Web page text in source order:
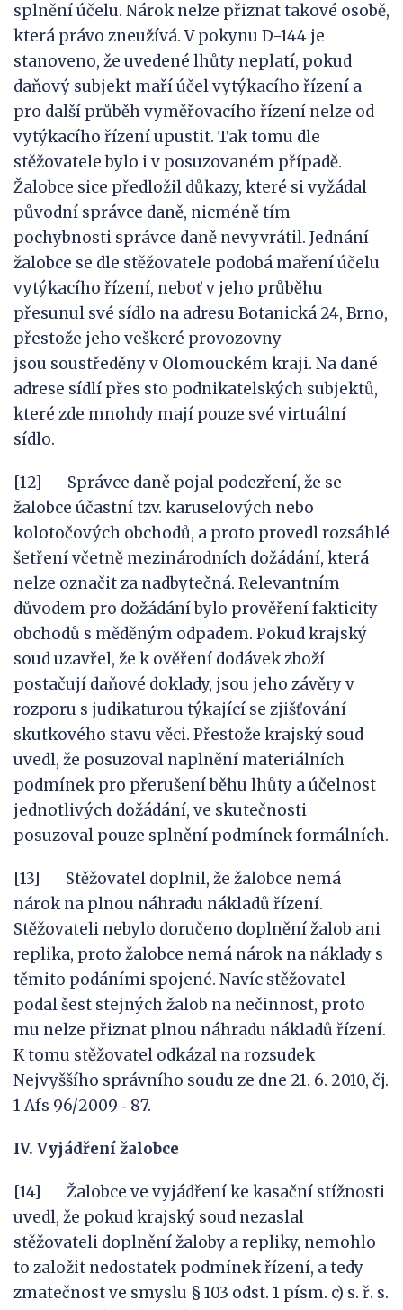
splnění účelu. Nárok nelze přiznat takové osobě,
která právo zneužívá. V pokynu D-144 je
stanoveno, že uvedené lhůty neplatí, pokud
daňový subjekt maří účel vytýkacího řízení a
pro další průběh vyměřovacího řízení nelze od
vytýkacího řízení upustit. Tak tomu dle
stěžovatele bylo i v posuzovaném případě.
Žalobce sice předložil důkazy, které si vyžádal
původní správce daně, nicméně tím
pochybnosti správce daně nevyvrátil. Jednání
žalobce se dle stěžovatele podobá maření účelu
vytýkacího řízení, neboť v jeho průběhu
přesunul své sídlo na adresu Botanická 24, Brno,
přestože jeho veškeré provozovny
jsou soustředěny v Olomouckém kraji. Na dané
adrese sídlí přes sto podnikatelských subjektů,
které zde mnohdy mají pouze své virtuální
sídlo.
[12] Správce daně pojal podezření, že se
žalobce účastní tzv. karuselových nebo
kolotočových obchodů, a proto provedl rozsáhlé
šetření včetně mezinárodních dožádání, která
nelze označit za nadbytečná. Relevantním
důvodem pro dožádání bylo prověření fakticity
obchodů s měděným odpadem. Pokud krajský
soud uzavřel, že k ověření dodávek zboží
postačují daňové doklady, jsou jeho závěry v
rozporu s judikaturou týkající se zjišťování
skutkového stavu věci. Přestože krajský soud
uvedl, že posuzoval naplnění materiálních
podmínek pro přerušení běhu lhůty a účelnost
jednotlivých dožádání, ve skutečnosti
posuzoval pouze splnění podmínek formálních.
[13] Stěžovatel doplnil, že žalobce nemá
nárok na plnou náhradu nákladů řízení.
Stěžovateli nebylo doručeno doplnění žalob ani
replika, proto žalobce nemá nárok na náklady s
těmito podáními spojené. Navíc stěžovatel
podal šest stejných žalob na nečinnost, proto
mu nelze přiznat plnou náhradu nákladů řízení.
K tomu stěžovatel odkázal na rozsudek
Nejvyššího správního soudu ze dne 21. 6. 2010, čj.
1 Afs 96/2009 ‑ 87.
IV. Vyjádření žalobce
[14] Žalobce ve vyjádření ke kasační stížnosti
uvedl, že pokud krajský soud nezaslal
stěžovateli doplnění žaloby a repliky, nemohlo
to založit nedostatek podmínek řízení, a tedy
zmatečnost ve smyslu § 103 odst. 1 písm. c) s. ř. s.